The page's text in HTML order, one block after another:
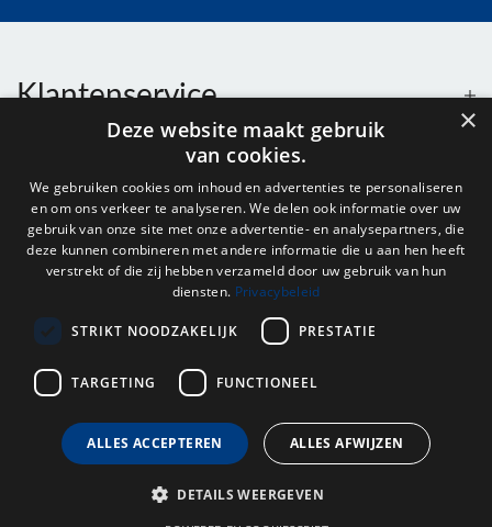
Klantenservice
Openingstijden
Nieuwsbrief
×
Deze website maakt gebruik
van cookies.
We gebruiken cookies om inhoud en advertenties te personaliseren
en om ons verkeer te analyseren. We delen ook informatie over uw
gebruik van onze site met onze advertentie- en analysepartners, die
deze kunnen combineren met andere informatie die u aan hen heeft
verstrekt of die zij hebben verzameld door uw gebruik van hun
diensten. Privacybeleid
STRIKT NOODZAKELIJK PRESTATIE
TARGETING FUNCTIONEEL
ALLES ACCEPTEREN ALLES AFWIJZEN
DETAILS WEERGEVEN